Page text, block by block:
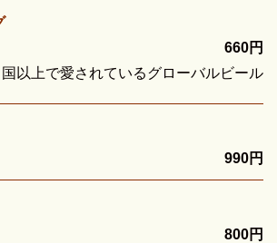
660円
以上で愛されているグローバルビール
990円
800円